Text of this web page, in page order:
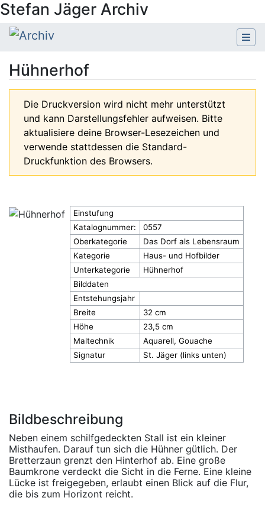
Stefan Jäger Archiv
Hühnerhof
Die Druckversion wird nicht mehr unterstützt
und kann Darstellungsfehler aufweisen. Bitte
aktualisiere deine Browser-Lesezeichen und
verwende stattdessen die Standard-
Druckfunktion des Browsers.
Einstufung
Katalognummer:
0557
Oberkategorie
Das Dorf als Lebensraum
Kategorie
Haus- und Hofbilder
Unterkategorie
Hühnerhof
Bilddaten
Entstehungsjahr
Breite
32 cm
Höhe
23,5 cm
Maltechnik
Aquarell, Gouache
Signatur
St. Jäger (links unten)
Bildbeschreibung
Neben einem schilfgedeckten Stall ist ein kleiner
Misthaufen. Darauf tun sich die Hühner gütlich. Der
Bretterzaun grenzt den Hinterhof ab. Eine große
Baumkrone verdeckt die Sicht in die Ferne. Eine kleine
Lücke ist freigegeben, erlaubt einen Blick auf die Flur,
die bis zum Horizont reicht.